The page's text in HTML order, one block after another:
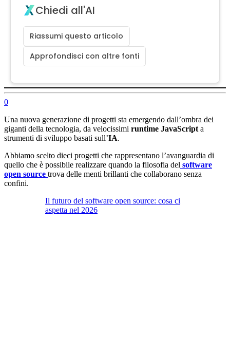
Chiedi all'AI
Riassumi questo articolo
Approfondisci con altre fonti
0
Una nuova generazione di progetti sta emergendo dall’ombra dei
giganti della tecnologia, da velocissimi runtime JavaScript a
strumenti di sviluppo basati sull’IA.
Abbiamo scelto dieci progetti che rappresentano l’avanguardia di
quello che è possibile realizzare quando la filosofia del software
open source trova delle menti brillanti che collaborano senza
confini.
Il futuro del software open source: cosa ci
aspetta nel 2026